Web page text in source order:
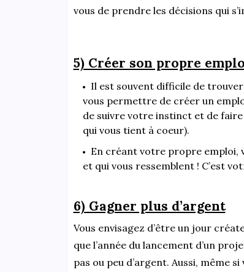
vous de prendre les décisions qui
5) Créer son propre
Il est souvent difficile de
vous permettre de créer un
de suivre votre instinct et de
qui vous tient à coeur).
En créant votre propre emploi,
et qui vous ressemblent ! C’est
6) Gagner plus d’argent
Vous envisagez d’être un jour
que l’année du lancement d’un
pas ou peu d’argent. Aussi, même